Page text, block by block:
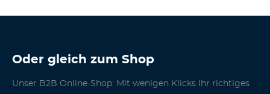
Oder gleich zum Shop
Unser B2B Online-Shop: Mit wenigen Klicks Ihr richtiges